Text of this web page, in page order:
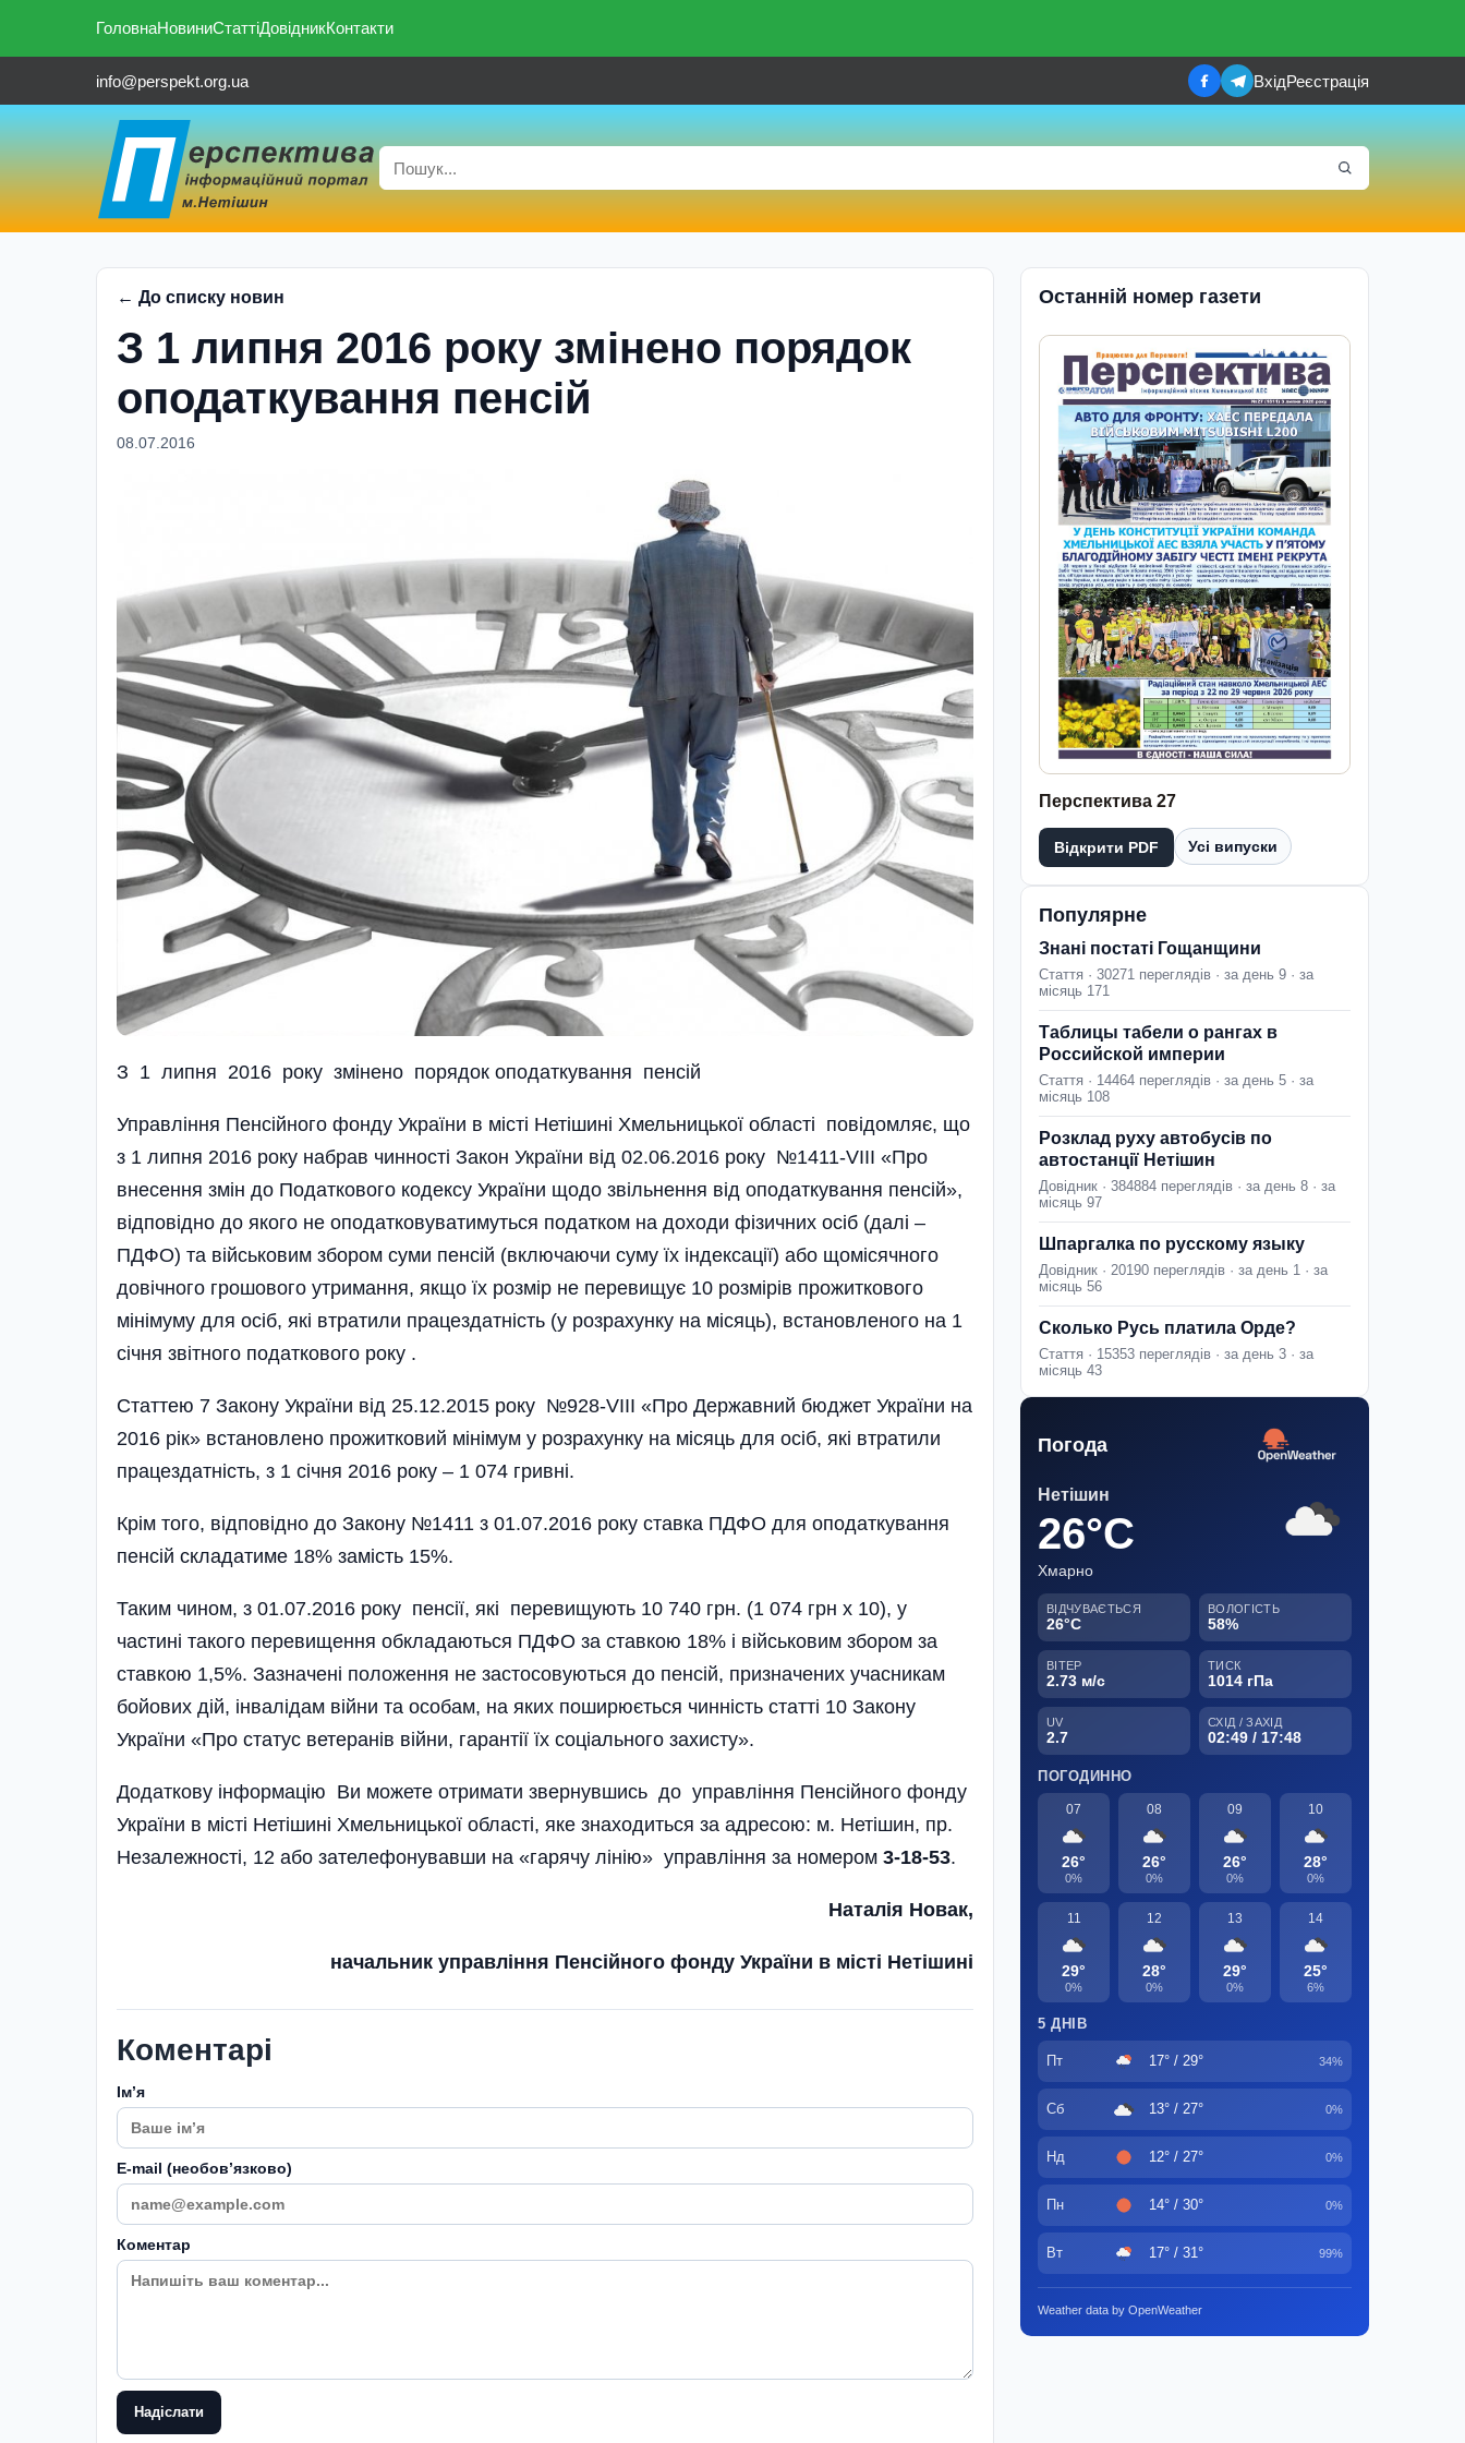
ГоловнаНовиниСтаттіДовідникКонтакти
info@perspekt.org.ua ВхідРеєстрація
← До списку новин
З 1 липня 2016 року змiнено порядок
оподаткування пенсій
08.07.2016
З 1 липня 2016 року змiнено порядок оподаткування пенсій
Управління Пенсійного фонду України в місті Нетішині Хмельницької області повідомляє, що
з 1 липня 2016 року набрав чинності Закон України від 02.06.2016 року №1411-VIII «Про
внесення змін до Податкового кодексу України щодо звільнення від оподаткування пенсій»,
відповідно до якого не оподатковуватимуться податком на доходи фізичних осіб (далі –
ПДФО) та військовим збором суми пенсій (включаючи суму їх індексації) або щомісячного
довічного грошового утримання, якщо їх розмір не перевищує 10 розмірів прожиткового
мінімуму для осіб, які втратили працездатність (у розрахунку на місяць), встановленого на 1
січня звітного податкового року .
Статтею 7 Закону України від 25.12.2015 року №928-VIII «Про Державний бюджет України на
2016 рік» встановлено прожитковий мінімум у розрахунку на місяць для осіб, які втратили
працездатність, з 1 січня 2016 року – 1 074 гривні.
Крім того, відповідно до Закону №1411 з 01.07.2016 року ставка ПДФО для оподаткування
пенсій складатиме 18% замість 15%.
Таким чином, з 01.07.2016 року пенсії, які пере­вищують 10 740 грн. (1 074 грн х 10), у
частині такого перевищення обкладаються ПДФО за ставкою 18% і військовим збором за
ставкою 1,5%. Зазначені положення не застосовуються до пенсій, призначених учасникам
бойових дій, інвалідам війни та особам, на яких поширюється чинність статті 10 Закону
України «Про статус ветеранів війни, гарантії їх соціального захисту».
Додаткову інформацію Ви можете отримати звернувшись до управління Пенсійного фонду
України в місті Нетішині Хмельницької області, яке знаходиться за адресою: м. Нетішин, пр.
Незалежності, 12 або зателефонувавши на «гарячу лінію» управління за номером 3-18-53.
Наталія Новак,
начальник управління Пенсійного фонду України в місті Нетішині
Коментарі
Імʼя
E-mail (необовʼязково)
Коментар
Надіслати
Останній номер газети
Перспектива 27
Відкрити PDF Усі випуски
Популярне
Знані постаті Гощанщини
Стаття · 30271 переглядів · за день 9 · за
місяць 171
Таблицы табели о рангах в
Российской империи
Стаття · 14464 переглядів · за день 5 · за
місяць 108
Розклад руху автобусів по
автостанції Нетішин
Довідник · 384884 переглядів · за день 8 · за
місяць 97
Шпаргалка по русскому языку
Довідник · 20190 переглядів · за день 1 · за
місяць 56
Сколько Русь платила Орде?
Стаття · 15353 переглядів · за день 3 · за
місяць 43
Погода
Нетішин
26°C
Хмарно
ВІДЧУВАЄТЬСЯ
26°C
ВОЛОГІСТЬ
58%
ВІТЕР
2.73 м/с
ТИСК
1014 гПа
UV
2.7
СХІД / ЗАХІД
02:49 / 17:48
ПОГОДИННО
07
26°
0%
08
26°
0%
09
26°
0%
10
28°
0%
11
29°
0%
12
28°
0%
13
29°
0%
14
25°
6%
5 ДНІВ
Пт 17° / 29° 34%
Сб 13° / 27° 0%
Нд 12° / 27° 0%
Пн 14° / 30° 0%
Вт 17° / 31° 99%
Weather data by OpenWeather